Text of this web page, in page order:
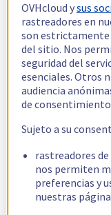
OVHcloud ysus
rastreadores en
son
del sitio. Nos
seguridad del
esenciales. Otros
audiencia
de
Sujeto a su
rastreadores
nos permiten
preferencias y
nuestras